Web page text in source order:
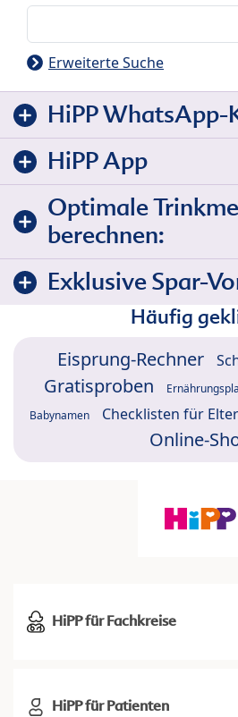
Erweiterte Suche
HiPP WhatsApp-
HiPP App
Optimale
berechnen:
Exklusive Spar-
Häufig
Eisprung-Rechner
Gratisproben
Babynamen Checklisten für
Online-
HiPP für Fachkreise
HiPP für Patienten